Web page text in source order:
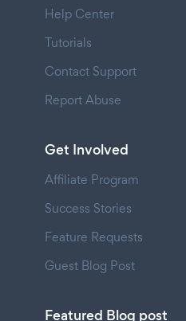
Help Center
Tutorials
Contact Support
Report Abuse
Get Involved
Affiliate Program
Success Stories
Feature Requests
Guest Blog Post
Featured Blog post